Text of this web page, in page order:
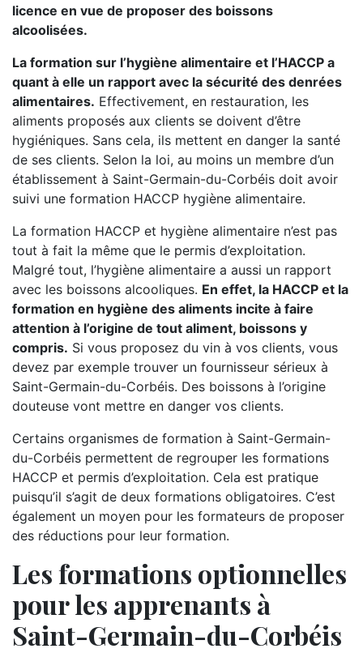
licence en vue de proposer des boissons
alcoolisées.
La formation sur l’hygiène alimentaire et l’HACCP a
quant à elle un rapport avec la sécurité des denrées
alimentaires. Effectivement, en restauration, les
aliments proposés aux clients se doivent d’être
hygiéniques. Sans cela, ils mettent en danger la santé
de ses clients. Selon la loi, au moins un membre d’un
établissement à Saint-Germain-du-Corbéis doit avoir
suivi une formation HACCP hygiène alimentaire.
La formation HACCP et hygiène alimentaire n’est pas
tout à fait la même que le permis d’exploitation.
Malgré tout, l’hygiène alimentaire a aussi un rapport
avec les boissons alcooliques. En effet, la HACCP et la
formation en hygiène des aliments incite à faire
attention à l’origine de tout aliment, boissons y
compris. Si vous proposez du vin à vos clients, vous
devez par exemple trouver un fournisseur sérieux à
Saint-Germain-du-Corbéis. Des boissons à l’origine
douteuse vont mettre en danger vos clients.
Certains organismes de formation à Saint-Germain-
du-Corbéis permettent de regrouper les formations
HACCP et permis d’exploitation. Cela est pratique
puisqu’il s’agit de deux formations obligatoires. C’est
également un moyen pour les formateurs de proposer
des réductions pour leur formation.
Les formations optionnelles
pour les apprenants à
Saint-Germain-du-Corbéis